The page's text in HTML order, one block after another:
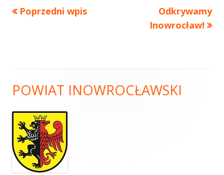
Poprzedni wpis
Odkrywamy
Inowrocław!
POWIAT INOWROCŁAWSKI